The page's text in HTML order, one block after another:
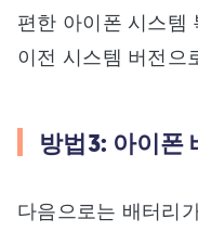
편한 아이폰 시스템
이전 시스템 버전으
방법3: 아이폰
다음으로는 배터리